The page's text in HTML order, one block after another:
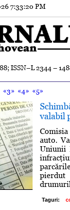
7:33:21 PM
ISSN–L 2344 –
«3» «4» «5»
valabil
auto.
Uniunii
pierdut
Taguri: